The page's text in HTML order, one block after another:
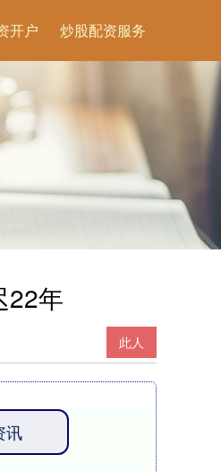
开户 炒股配资服务
22年
此人
讯